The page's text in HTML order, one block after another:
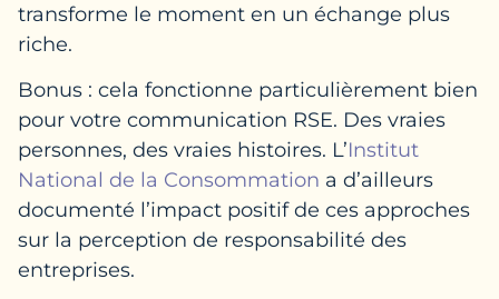
transforme le moment en un échange plus
riche.
Bonus : cela fonctionne particulièrement bien
pour votre communication RSE. Des vraies
personnes, des vraies histoires. L’Institut
National de la Consommation a d’ailleurs
documenté l’impact positif de ces approches
sur la perception de responsabilité des
entreprises.